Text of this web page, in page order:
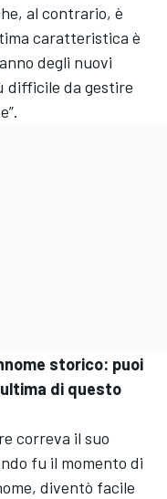
al contrario, è
caratteristica è
degli nuovi
difficile da gestire
storico: puoi
di questo
correva il suo
fu il momento di
diventò facile